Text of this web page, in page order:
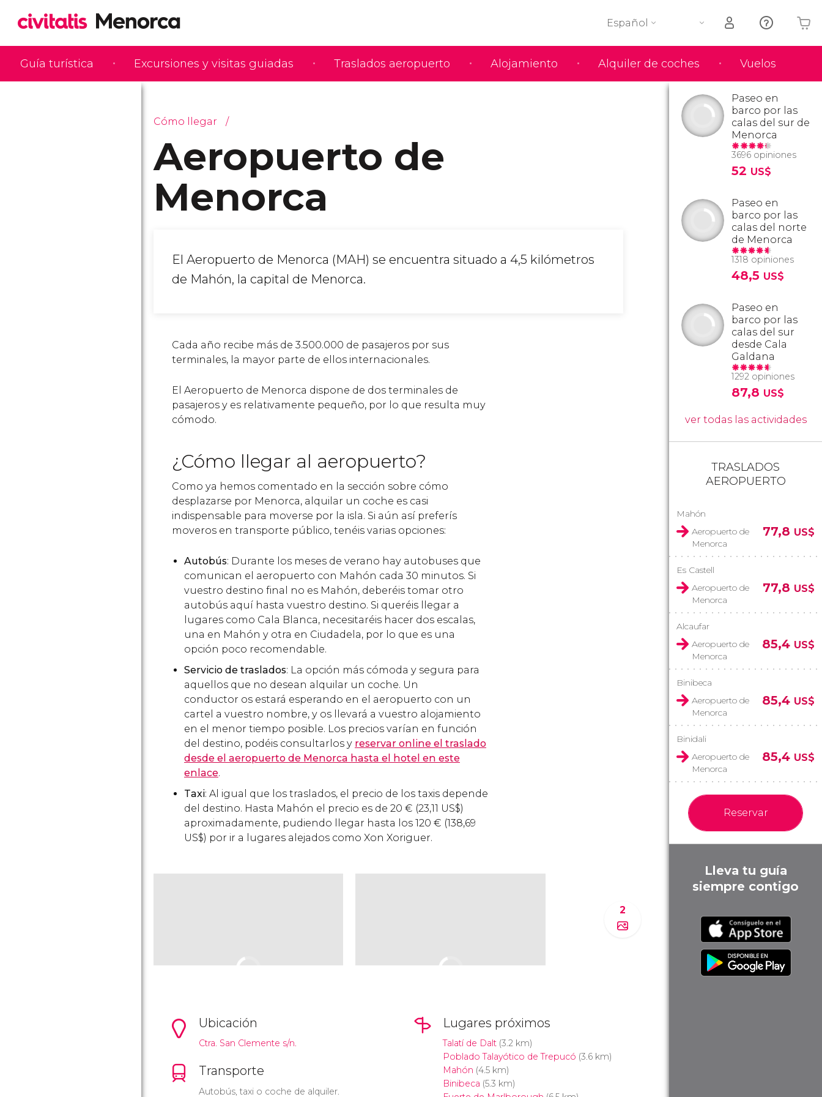
Guía turística Excursiones y visitas guiadas Traslados aeropuerto Alojamiento Alquiler de coches Vuelos
Español
Tu carrito está vacío
Cómo llegar
Aeropuerto de
Menorca
El Aeropuerto de Menorca (MAH) se encuentra situado a 4,5 kilómetros
de Mahón, la capital de Menorca.
Cada año recibe más de 3.500.000 de pasajeros por sus
terminales, la mayor parte de ellos internacionales.
El Aeropuerto de Menorca dispone de dos terminales de
pasajeros y es relativamente pequeño, por lo que resulta muy
cómodo.
¿Cómo llegar al aeropuerto?
Como ya hemos comentado en la sección sobre cómo
desplazarse por Menorca, alquilar un coche es casi
indispensable para moverse por la isla. Si aún así preferís
moveros en transporte público, tenéis varias opciones:
Autobús: Durante los meses de verano hay autobuses que
comunican el aeropuerto con Mahón cada 30 minutos. Si
vuestro destino final no es Mahón, deberéis tomar otro
autobús aquí hasta vuestro destino. Si queréis llegar a
lugares como Cala Blanca, necesitaréis hacer dos escalas,
una en Mahón y otra en Ciudadela, por lo que es una
opción poco recomendable.
Servicio de traslados: La opción más cómoda y segura para
aquellos que no desean alquilar un coche. Un
conductor os estará esperando en el aeropuerto con un
cartel a vuestro nombre, y os llevará a vuestro alojamiento
en el menor tiempo posible. Los precios varían en función
del destino, podéis consultarlos y reservar online el traslado
desde el aeropuerto de Menorca hasta el hotel en este
enlace.
Taxi: Al igual que los traslados, el precio de los taxis depende
del destino. Hasta Mahón el precio es de 20 € (23,11 US$)
aproximadamente, pudiendo llegar hasta los 120 € (138,69
US$) por ir a lugares alejados como Xon Xoriguer.
2
Ubicación
Ctra. San Clemente s/n.
Transporte
Autobús, taxi o coche de alquiler.
Lugares próximos
Talatí de Dalt(3.2 km)
Poblado Talayótico de Trepucó (3.6 km)
Mahón (4.5 km)
Binibeca (5.3 km)
Paseo en
barco por las
calas del sur de
Menorca
3696 opiniones
52 US$
Paseo en
barco por las
calas del norte
de Menorca
1318 opiniones
48,5 US$
Paseo en
barco por las
calas del sur
desde Cala
Galdana
1292 opiniones
87,8 US$
ver todas las actividades
TRASLADOS
AEROPUERTO
Mahón
Aeropuerto de
Menorca
77,8 US$
Es Castell
Aeropuerto de
Menorca
77,8 US$
Alcaufar
Aeropuerto de
Menorca
85,4 US$
Binibeca
Aeropuerto de
Menorca
85,4 US$
Binidali
Aeropuerto de
Menorca
85,4 US$
Reservar
Lleva tu guía
siempre contigo